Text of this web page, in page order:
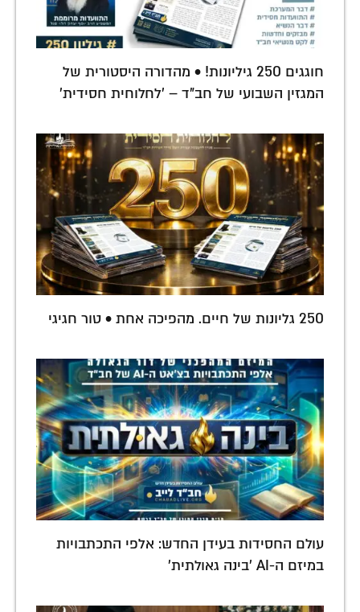
חוגגים 250 גיליונות! • מהדורה היסטורית של
המגזין השבועי של חב"ד – 'לחלוחית חסידית'
250 גליונות של חיים. מהפיכה אחת • טור חגיגי
עולם החסידות בעידן החדש: אלפי התכתבויות
במיזם ה-AI 'בינה גאולתית'